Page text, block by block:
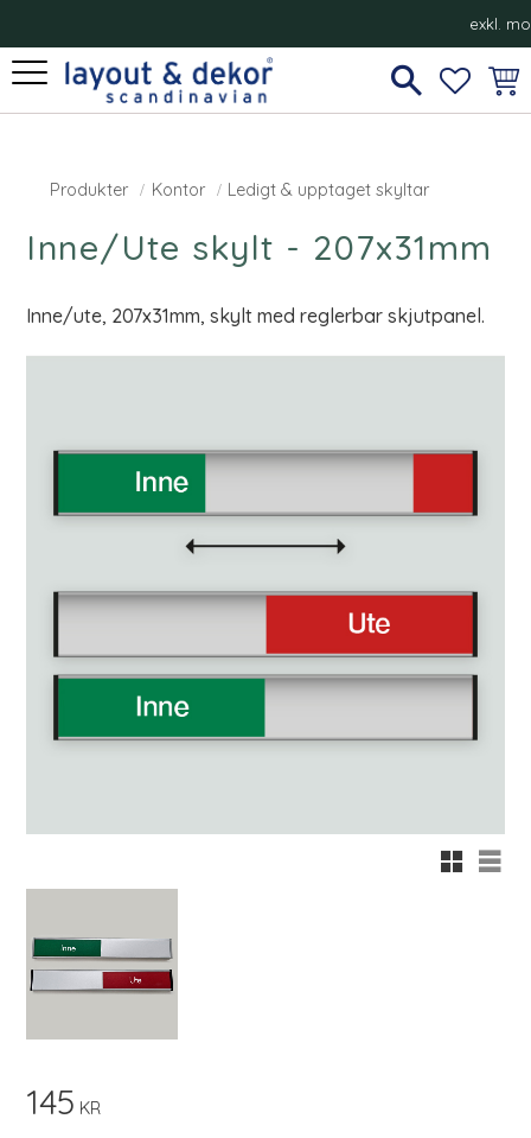
Meny
exkl.
Produkter Kontor Ledigt & upptaget skyltar
Inne/Ute skylt - 207x31mm
Inne/ute, 207x31mm, skylt med reglerbar skjutpanel.
Rutnätsvy
145 KR